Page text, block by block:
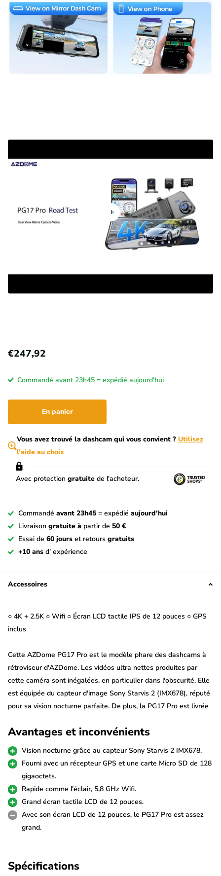
€247,92
Commandé avant 23h45 = expédié aujourd'hui
En panier
Vous avez trouvé la dashcam qui vous convient ? Utilisez
l'aide au choix
Avec protection gratuite de l'acheteur.
Commandé avant 23h45 = expédié aujourd'hui
Livraison gratuite à partir de 50 €
Essai de 60 jours et retours gratuits
+10 ans d' expérience
Accessoires
○ 4K + 2.5K ○ Wifi ○ Écran LCD tactile IPS de 12 pouces ○ GPS
inclus
Cette AZDome PG17 Pro est le modèle phare des dashcams à
rétroviseur d'AZDome. Les vidéos ultra nettes produites par
cette caméra sont inégalées, en particulier dans l'obscurité. Elle
est équipée du capteur d'image Sony Starvis 2 (IMX678), réputé
pour sa vision nocturne parfaite. De plus, la PG17 Pro est livrée
Ultra 4K + 2,5K + HDR
Les capteurs Sony Starvis 2 IMX678 de cette AZDome PG17 Pro
garantissent des images d'une netteté exceptionnelle. La
caméra offre des performances de très haut niveau, en
particulier dans l'obscurité. Grâce à la technologie HDR, les
images sont de bonne qualité, même dans des conditions
extrêmes.
de 6 mètres. Pour les véhicules plus longs, un câble de rallonge
Avantages et inconvénients
Vision nocturne grâce au capteur Sony Starvis 2 IMX678.
Fourni avec un récepteur GPS et une carte Micro SD de 128
gigaoctets.
Rapide comme l'éclair, 5,8 GHz Wifi.
Grand écran tactile LCD de 12 pouces.
Avec son écran LCD de 12 pouces, le PG17 Pro est assez
grand.
Spécifications